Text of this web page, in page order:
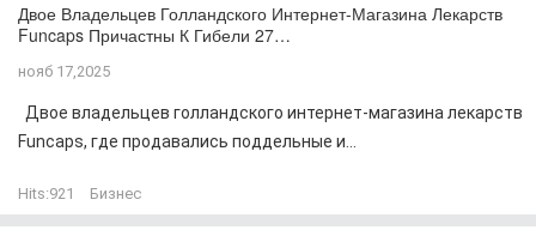
Двое Владельцев Голландского Интернет-Магазина Лекарств
Funcaps Причастны К Гибели 27…
нояб 17,2025
Двое владельцев голландского интернет-магазина лекарств
Funcaps, где продавались поддельные и...
Hits:921 Бизнес